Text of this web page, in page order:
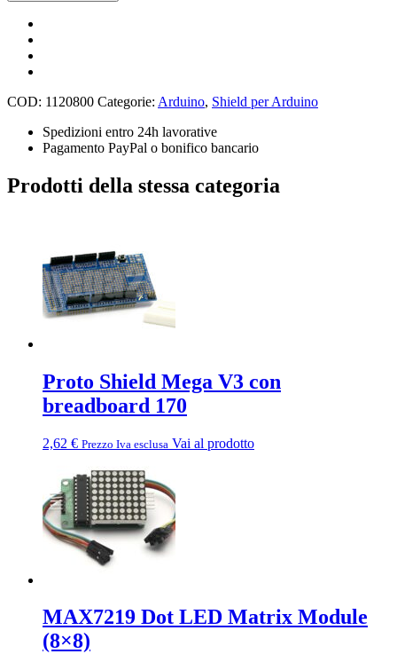
11mm
stackable
Header
quantità
COD: 1120800 Categorie: Arduino, Shield per Arduino
Spedizioni entro 24h lavorative
Pagamento PayPal o bonifico bancario
Prodotti della stessa categoria
Proto Shield Mega V3 con
breadboard 170
2,62 € Prezzo Iva esclusa Vai al prodotto
MAX7219 Dot LED Matrix Module
(8×8)